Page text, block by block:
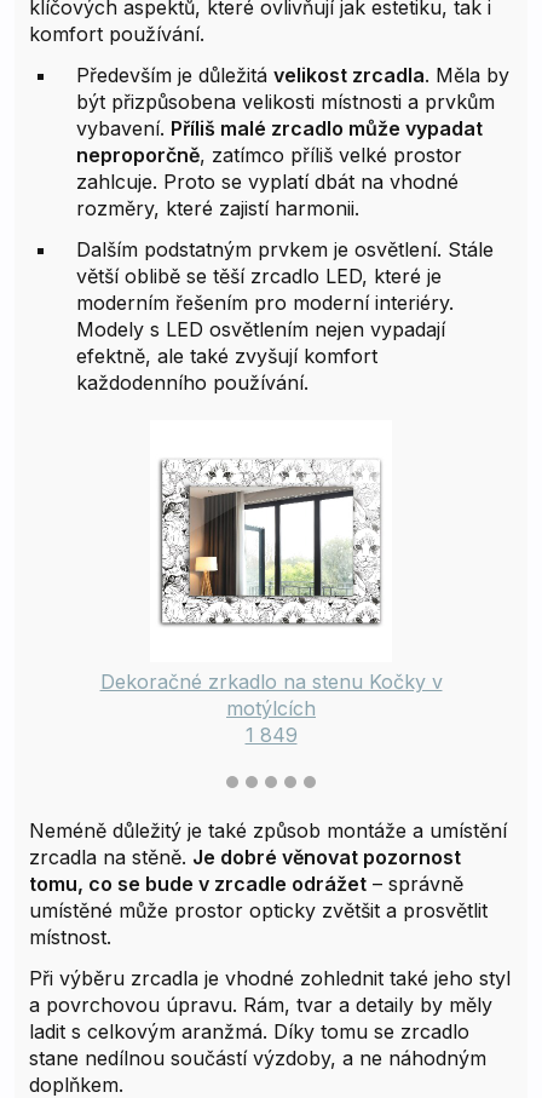
klíčových aspektů, které ovlivňují jak estetiku, tak i
komfort používání.
Především je důležitá velikost zrcadla. Měla by
být přizpůsobena velikosti místnosti a prvkům
vybavení. Příliš malé zrcadlo může vypadat
neproporčně, zatímco příliš velké prostor
zahlcuje. Proto se vyplatí dbát na vhodné
rozměry, které zajistí harmonii.
Dalším podstatným prvkem je osvětlení. Stále
větší oblibě se těší zrcadlo LED, které je
moderním řešením pro moderní interiéry.
Modely s LED osvětlením nejen vypadají
efektně, ale také zvyšují komfort
každodenního používání.
Dekoračné zrkadlo na stenu Kočky v
motýlcích
1 849
Neméně důležitý je také způsob montáže a umístění
zrcadla na stěně. Je dobré věnovat pozornost
tomu, co se bude v zrcadle odrážet – správně
umístěné může prostor opticky zvětšit a prosvětlit
místnost.
Při výběru zrcadla je vhodné zohlednit také jeho styl
a povrchovou úpravu. Rám, tvar a detaily by měly
ladit s celkovým aranžmá. Díky tomu se zrcadlo
stane nedílnou součástí výzdoby, a ne náhodným
doplňkem.